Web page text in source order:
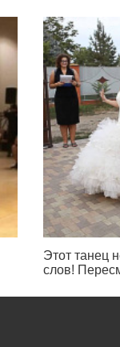
Этот танец
слов!